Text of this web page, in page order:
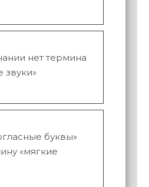
нет термина
звуки»
буквы»
«мягкие